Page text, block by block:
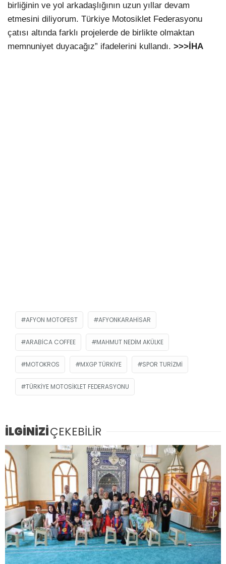
birliğinin ve yol arkadaşlığının uzun yıllar devam
etmesini diliyorum. Türkiye Motosiklet Federasyonu
çatısı altında farklı projelerde de birlikte olmaktan
memnuniyet duyacağız” ifadelerini kullandı. >>>İHA
AFYON MOTOFEST AFYONKARAHISAR
ARABICA COFFEE MAHMUT NEDIM AKÜLKE
MOTOKROS MXGP TÜRKIYE SPOR TURIZMI
TÜRKIYE MOTOSIKLET FEDERASYONU
İLGİNİZİÇEKEBİLİR